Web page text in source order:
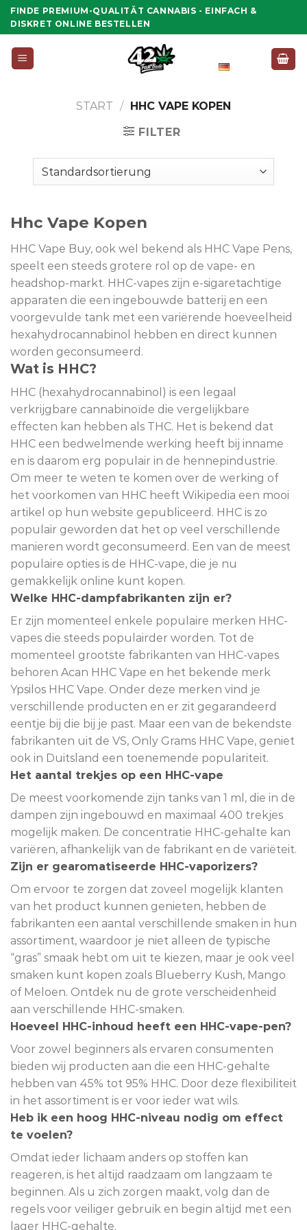
Zum
Inhalt
FINDE PREMIUM-QUALITÄT CANNABIS - EINFACH &
DISKRET ONLINE BESTELLEN
START / HHC VAPE KOPEN
FILTER
Hhc Vape Kopen
HHC Vape Buy, ook wel bekend als HHC Vape Pens,
speelt een steeds grotere rol op de vape- en
headshop-markt. HHC-vapes zijn e-sigaretachtige
apparaten die een ingebouwde batterij en een
voorgevulde tank met een variërende hoeveelheid
hexahydrocannabinol hebben en direct kunnen
worden geconsumeerd.
Wat is HHC?
HHC (hexahydrocannabinol) is een legaal
verkrijgbare cannabinoïde die vergelijkbare
effecten kan hebben als THC. Het is bekend dat
HHC een bedwelmende werking heeft bij inname
en is daarom erg populair in de hennepindustrie.
Om meer te weten te komen over de werking of
het voorkomen van HHC heeft Wikipedia een mooi
artikel op hun website gepubliceerd. HHC is zo
populair geworden dat het op veel verschillende
manieren wordt geconsumeerd. Een van de meest
populaire opties is de HHC-vape, die je nu
gemakkelijk online kunt kopen.
Welke HHC-dampfabrikanten zijn er?
Er zijn momenteel enkele populaire merken HHC-
vapes die steeds populairder worden. Tot de
momenteel grootste fabrikanten van HHC-vapes
behoren Acan HHC Vape en het bekende merk
Ypsilos HHC Vape. Onder deze merken vind je
verschillende producten en er zit gegarandeerd
eentje bij die bij je past. Maar een van de bekendste
fabrikanten uit de VS, Only Grams HHC Vape, geniet
ook in Duitsland een toenemende populariteit.
Het aantal trekjes op een HHC-vape
De meest voorkomende zijn tanks van 1 ml, die in de
dampen zijn ingebouwd en maximaal 400 trekjes
mogelijk maken. De concentratie HHC-gehalte kan
variëren, afhankelijk van de fabrikant en de variëteit.
Zijn er gearomatiseerde HHC-vaporizers?
Om ervoor te zorgen dat zoveel mogelijk klanten
van het product kunnen genieten, hebben de
fabrikanten een aantal verschillende smaken in hun
assortiment, waardoor je niet alleen de typische
“gras” smaak hebt om uit te kiezen, maar je ook veel
smaken kunt kopen zoals Blueberry Kush, Mango
of Meloen. Ontdek nu de grote verscheidenheid
aan verschillende HHC-smaken.
Hoeveel HHC-inhoud heeft een HHC-vape-pen?
Voor zowel beginners als ervaren consumenten
bieden wij producten aan die een HHC-gehalte
hebben van 45% tot 95% HHC. Door deze flexibiliteit
in het assortiment is er voor ieder wat wils.
Heb ik een hoog HHC-niveau nodig om effect
te voelen?
Omdat ieder lichaam anders op stoffen kan
reageren, is het altijd raadzaam om langzaam te
beginnen. Als u zich zorgen maakt, volg dan de
regels voor veiliger gebruik en begin altijd met een
lager HHC-gehalte.